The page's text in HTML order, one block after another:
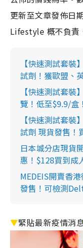
更新至文章發佈日
Lifestyle 概不負責
【快速測試套
試劑！獲歐盟、
【快速測試套
覽！低至$9.9/
【快速測試套
試劑 現貨發售！
日本城分店現貨
惠！$128買到成
MEDEIS開賣香
發售！可檢測
▼緊貼最新疫情消